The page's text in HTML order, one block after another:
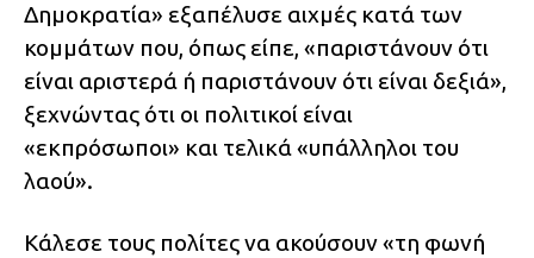
Δημοκρατία» εξαπέλυσε αιχμές κατά των
κομμάτων που, όπως είπε, «παριστάνουν ότι
είναι αριστερά ή παριστάνουν ότι είναι δεξιά»,
ξεχνώντας ότι οι πολιτικοί είναι
«εκπρόσωποι» και τελικά «υπάλληλοι του
λαού».
Κάλεσε τους πολίτες να ακούσουν «τη φωνή